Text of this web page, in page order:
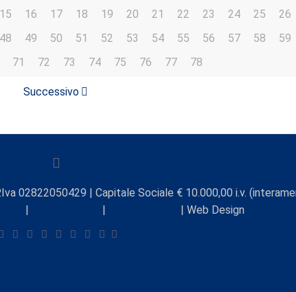
15 16 17 18 19 20 21 22 23 24 25 26
48 49 50 51 52 53 54 55 56 57 58 59
71 72 73 74 75 76 77 78
Successivo
02822050429 | Capitale Sociale € 10.000,00 i.v.
| | | Web Design